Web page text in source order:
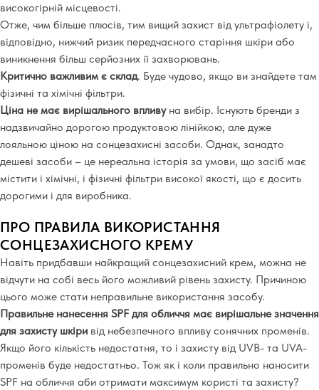
високогірній місцевості.
Отже, чим більше плюсів, тим вищий захист від ультрафіолету і,
відповідно, нижчий ризик передчасного старіння шкіри або
виникнення більш серйозних її захворювань.
Критично важливим є склад. Буде чудово, якщо ви знайдете там
фізичні та хімічні фільтри.
Ціна не має вирішального впливу на вибір. Існують бренди з
надзвичайно дорогою продуктовою лінійкою, але дуже
лояльною ціною на сонцезахисні засоби. Однак, занадто
дешеві засоби – це нереальна історія за умови, що засіб має
містити і хімічні, і фізичні фільтри високої якості, що є досить
дорогими і для виробника.
ПРО ПРАВИЛА ВИКОРИСТАННЯ
СОНЦЕЗАХИСНОГО КРЕМУ
Навіть придбавши найкращий сонцезахисний крем, можна не
відчути на собі весь його можливий рівень захисту. Причиною
цього може стати неправильне використання засобу.
Правильне нанесення SPF для обличчя має вирішальне значення
для захисту шкіри від небезпечного впливу сонячних променів.
Якщо його кількість недостатня, то і захисту від UVB- та UVA-
променів буде недостатньо. Тож як і коли правильно наносити
SPF на обличчя аби отримати максимум користі та захисту?